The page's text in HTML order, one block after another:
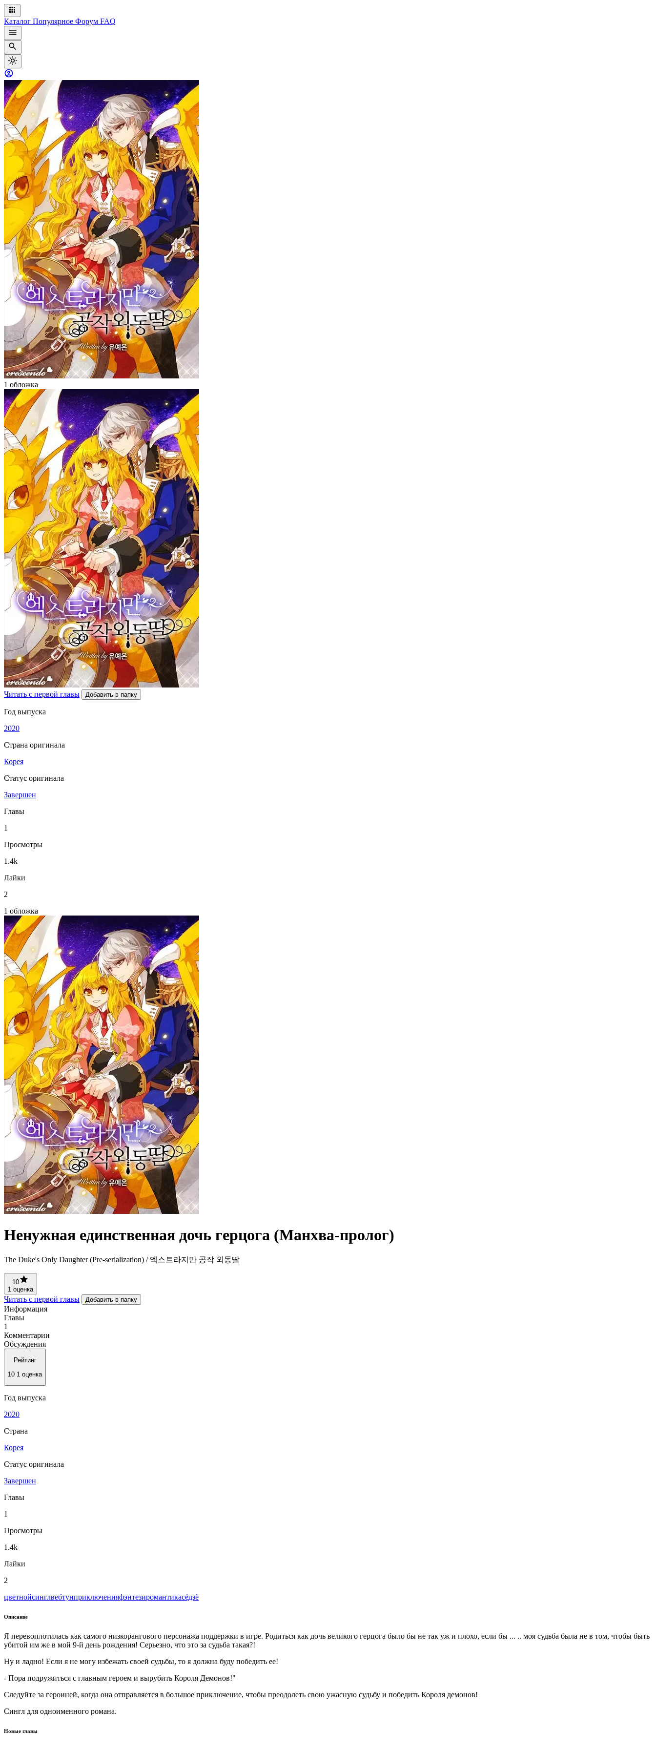
Каталог Популярное Форум FAQ
1 обложка
Читать с первой главы Добавить в папку
Год выпуска
2020
Страна оригинала
Корея
Статус оригинала
Завершен
Главы
1
Просмотры
1.4k
Лайки
2
1 обложка
Ненужная единственная дочь герцога (Манхва-пролог)
The Duke's Only Daughter (Pre-serialization) / 엑스트라지만 공작 외동딸
10
1 оценка
Читать с первой главы Добавить в папку
Информация
Главы
1
Комментарии
Обсуждения
Рейтинг
10 1 оценка
Год выпуска
2020
Страна
Корея
Статус оригинала
Завершен
Главы
1
Просмотры
1.4k
Лайки
2
цветнойсинглвeбтунприключенияфэнтезиромантикасёдзё
Описание
Я перевоплотилась как самого низкорангового персонажа поддержки в игре. Родиться как дочь великого герцога было бы не так уж и плохо, если бы ... .. моя судьба была не в том, чтобы быть
убитой им же в мой 9-й день рождения! Серьезно, что это за судьба такая?!
Ну и ладно! Если я не могу избежать своей судьбы, то я должна буду победить ее!
- Пора подружиться с главным героем и вырубить Короля Демонов!"
Следуйте за героиней, когда она отправляется в большое приключение, чтобы преодолеть свою ужасную судьбу и победить Короля демонов!
Сингл для одноименного романа.
Новые главы